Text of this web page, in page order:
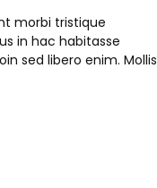
morbi tristique
in hac habitasse
sed libero enim. Mollis